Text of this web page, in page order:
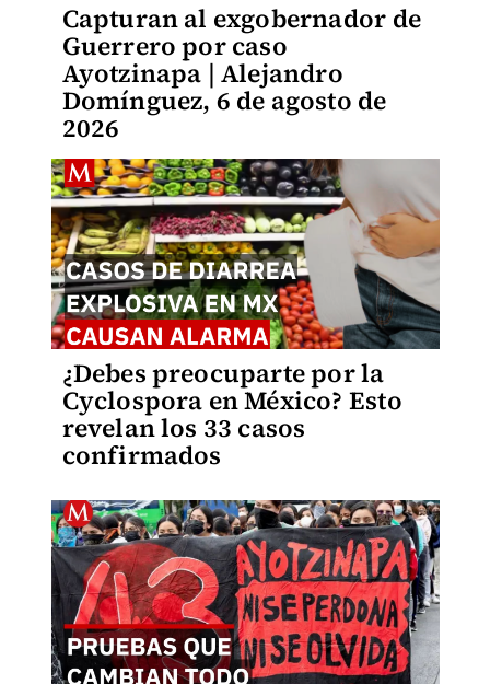
Capturan al exgobernador de
Guerrero por caso
Ayotzinapa | Alejandro
Domínguez, 6 de agosto de
2026
¿Debes preocuparte por la
Cyclospora en México? Esto
revelan los 33 casos
confirmados